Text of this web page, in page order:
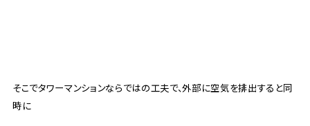
そこでタワーマンションならではの工夫で、外部に空気を排出すると同
時に